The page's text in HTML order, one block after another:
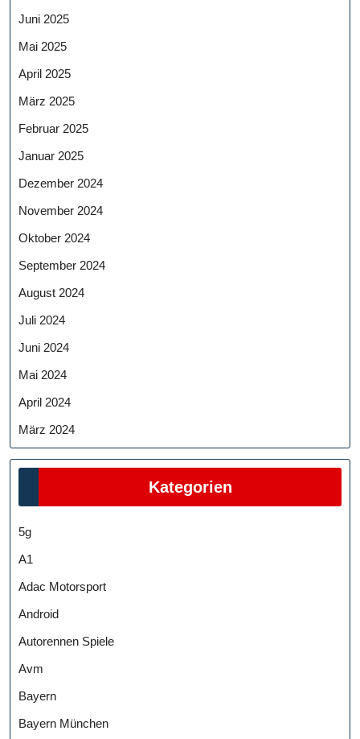
Juni 2025
Mai 2025
April 2025
März 2025
Februar 2025
Januar 2025
Dezember 2024
November 2024
Oktober 2024
September 2024
August 2024
Juli 2024
Juni 2024
Mai 2024
April 2024
März 2024
Kategorien
5g
A1
Adac Motorsport
Android
Autorennen Spiele
Avm
Bayern
Bayern München